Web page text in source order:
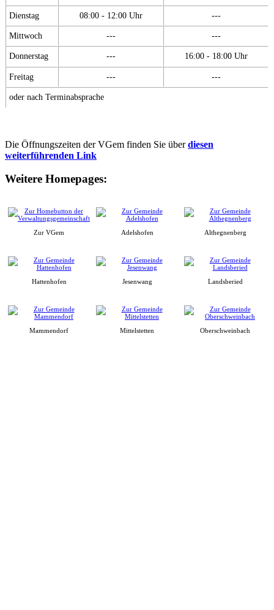
Dienstag 08:00 - 12:00 Uhr ---
Mittwoch --- ---
Donnerstag --- 16:00 - 18:00 Uhr
Freitag --- ---
oder nach Terminabsprache
Die Öffnungszeiten der VGem finden Sie überdiesen
weiterführenden Link
Weitere Homepages:
Zur VGem Adelshofen Althegnenberg
Hattenhofen Jesenwang Landsberied
Mammendorf Mittelstetten Oberschweinbach